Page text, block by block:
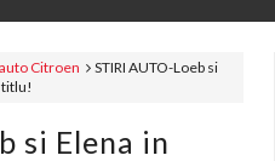
Citroen
STIRI AUTO-Loeb si
titlu!
si Elena in